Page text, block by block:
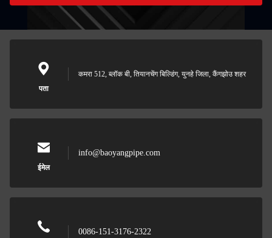
पता
कमरा 512, ब्लॉक बी, तियानचेंग बिल्डिंग, युनहे जिला, कैंगझोउ शहर
ईमेल
info@baoyangpipe.com
0086-151-3176-2322